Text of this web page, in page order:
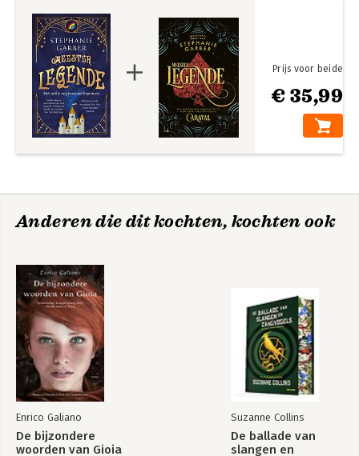
€ 35,99
Prijs voor beide
Anderen die dit kochten, kochten ook
Enrico Galiano
De bijzondere
woorden van Gioia
Suzanne Collins
De ballade van
slangen en